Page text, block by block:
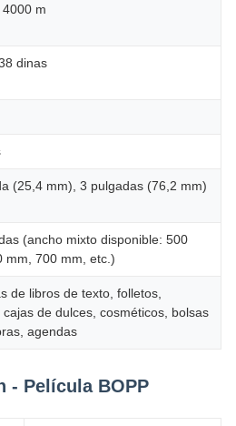
m
dinas
(25,4 mm), 3 pulgadas (76,2 mm)
(ancho mixto disponible: 500
mm, 700 mm, etc.)
de libros de texto, folletos,
de dulces, cosméticos, bolsas
agendas
- Película BOPP